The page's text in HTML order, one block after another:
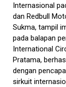
Internasional
dan Redbull
Sukma, tampil
pada balapan
International
Pratama,
dengan
sirkuit